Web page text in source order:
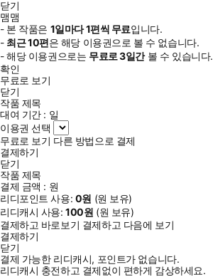
닫기
맴맴
- 본 작품은 1일마다1편씩 무료입니다.
- 최근10편은 해당 이용권으로 볼 수 없습니다.
- 해당 이용권으로는 무료로3일간볼 수 있습니다.
확인
무료로 보기
닫기
작품 제목
대여 기간 : 일
이용권 선택
무료로 보기 다른 방법으로 결제
결제하기
닫기
작품 제목
결제 금액 : 원
리디포인트 사용: 0원 (원 보유)
리디캐시 사용:100원 (원 보유)
결제하고 바로보기 결제하고 다음에 보기
결제하기
닫기
결제 가능한 리디캐시, 포인트가 없습니다.
리디캐시 충전하고 결제없이 편하게 감상하세요.